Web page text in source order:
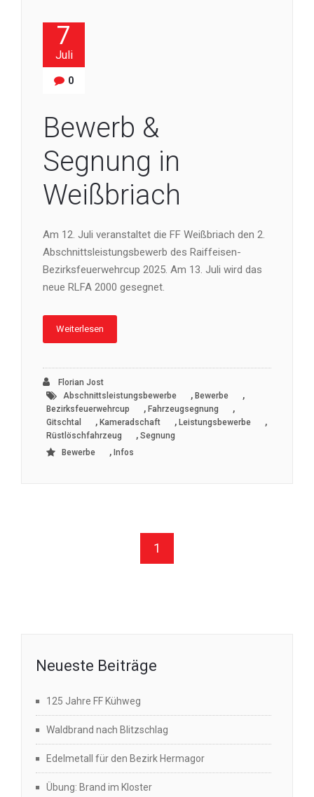
7
Juli
0
Bewerb &
Segnung in
Weißbriach
Am 12. Juli veranstaltet die FF Weißbriach den 2.
Abschnittsleistungsbewerb des Raiffeisen-
Bezirksfeuerwehrcup 2025. Am 13. Juli wird das
neue RLFA 2000 gesegnet.
Weiterlesen
Florian Jost
Abschnittsleistungsbewerbe
, Bewerbe ,
Bezirksfeuerwehrcup , Fahrzeugsegnung ,
Gitschtal , Kameradschaft , Leistungsbewerbe ,
Rüstlöschfahrzeug , Segnung
Bewerbe
, Infos
1
Neueste Beiträge
125 Jahre FF Kühweg
Waldbrand nach Blitzschlag
Edelmetall für den Bezirk Hermagor
Übung: Brand im Kloster